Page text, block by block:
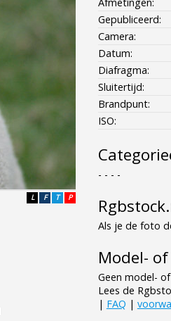
P
T
F
L
Gepubliceerd:
Camera:
Datum:
Diafragma:
Sluitertijd:
Brandpunt:
ISO:
- - - -
Als je de foto
Model-
Geen model-
Lees de
| FAQ |